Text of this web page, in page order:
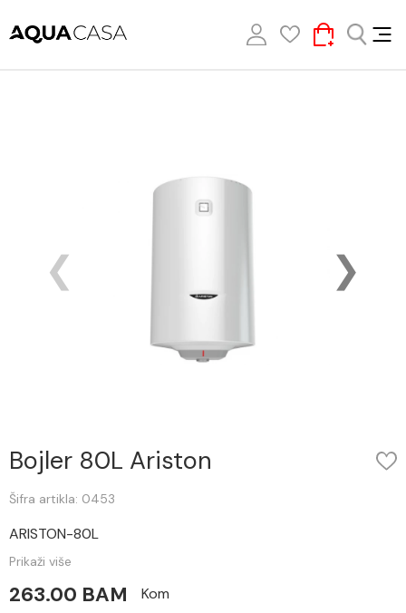
Bojler 80L Ariston
Šifra artikla: 0453
ARISTON-80L
Prikaži više
263.00 BAM Kom